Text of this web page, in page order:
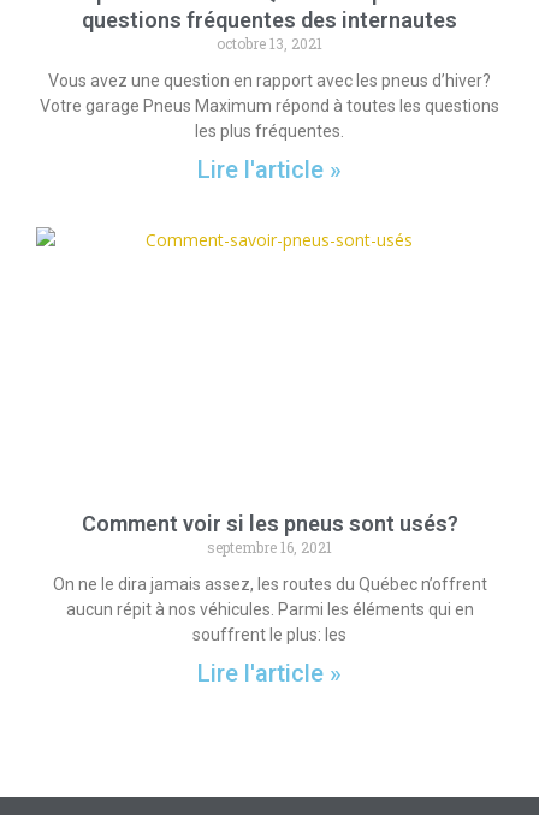
questions fréquentes des internautes
octobre 13, 2021
Vous avez une question en rapport avec les pneus d’hiver?
Votre garage Pneus Maximum répond à toutes les questions
les plus fréquentes.
Lire l'article »
Comment voir si les pneus sont usés?
septembre 16, 2021
On ne le dira jamais assez, les routes du Québec n’offrent
aucun répit à nos véhicules. Parmi les éléments qui en
souffrent le plus: les
Lire l'article »